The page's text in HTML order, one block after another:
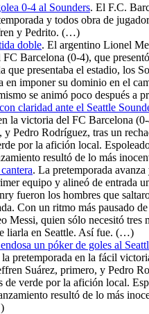
0-4 al Sounders. El F.C.
y todos obra de
y Pedrito. (…)
doble. El argentino Lionel
Barcelona (0-4), que
que presentaba el estadio, los
en imponer su dominio en el
se animó poco después
claridad ante el Seattle
la victoria del FC Barcelona
Pedro Rodríguez, tras un
por la afición local.
resultó de lo más
. La pretemporada
equipo y alineó de entrada
fueron los hombres que
Con un ritmo más pausado
Messi, quien sólo necesitó
liarla en Seattle. Así fue. (…)
un póker de goles al
pretemporada en la fácil
Suárez, primero, y Pedro
de verde por la afición local.
resultó de lo más